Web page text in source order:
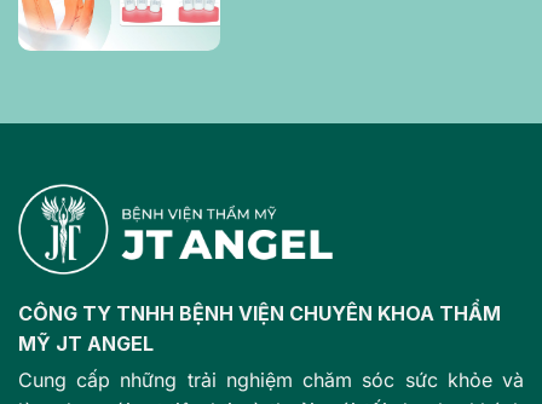
CÔNG TY TNHH BỆNH VIỆN CHUYÊN KHOA THẨM
MỸ JT ANGEL
Cung cấp những trải nghiệm chăm sóc sức khỏe và